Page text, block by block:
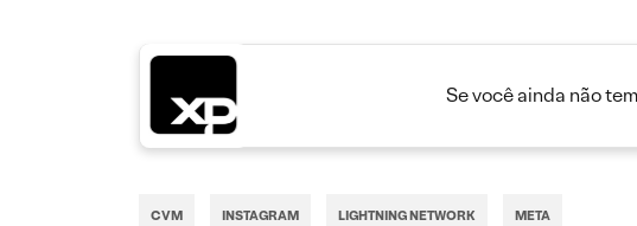
Se você ainda não
CVM INSTAGRAM LIGHTNING NETWORK META